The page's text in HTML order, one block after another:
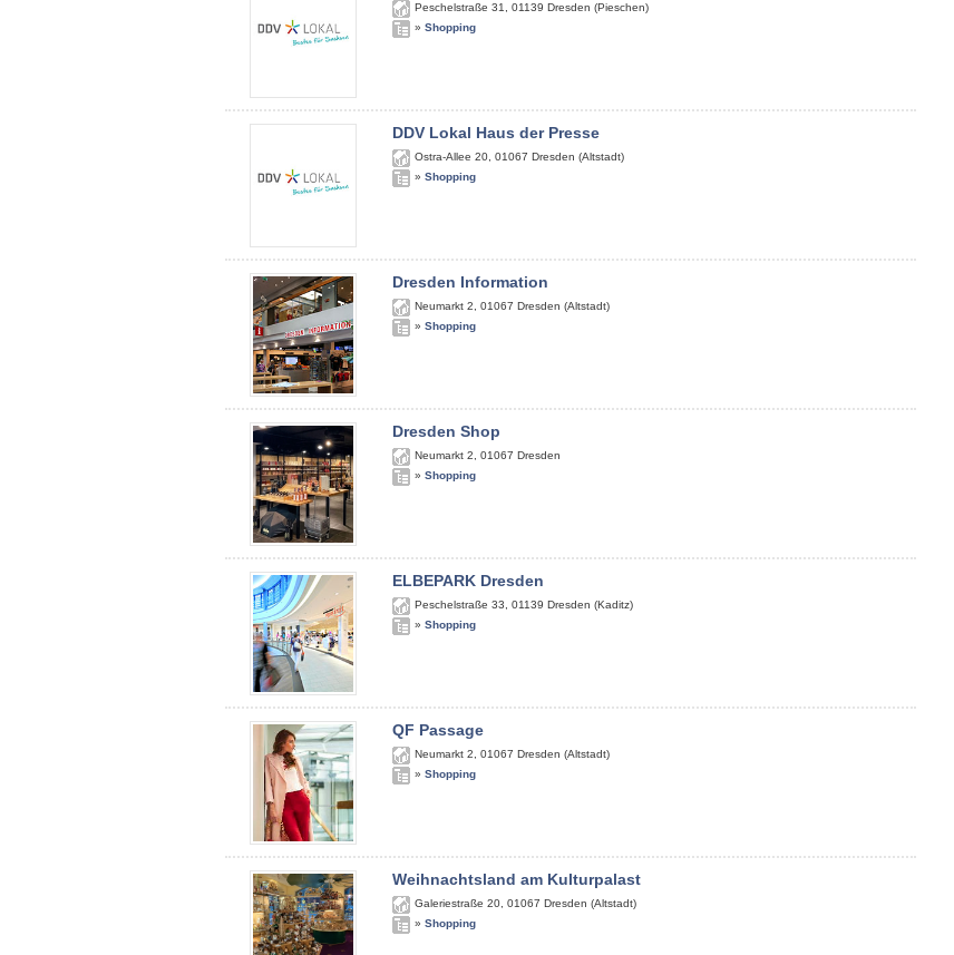
Peschelstraße 31 01139 Dresden (Pieschen)
» Shopping
DDV Lokal Haus der Presse
Ostra-Allee 20 01067 Dresden (Altstadt)
» Shopping
Dresden Information
Neumarkt 2 01067 Dresden (Altstadt)
» Shopping
Dresden Shop
Neumarkt 2 01067 Dresden
» Shopping
ELBEPARK Dresden
Peschelstraße 33 01139 Dresden (Kaditz)
» Shopping
QF Passage
Neumarkt 2 01067 Dresden (Altstadt)
» Shopping
Weihnachtsland am Kulturpalast
Galeriestraße 20 01067 Dresden (Altstadt)
» Shopping